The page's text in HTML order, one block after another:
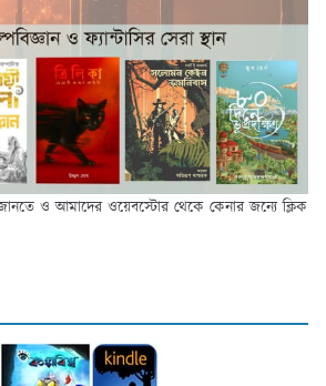
ও আমাদের ওয়েবস্টোর থেকে কেনার জন্যে ক্লিক